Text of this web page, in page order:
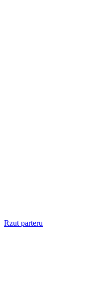
Rzut parteru